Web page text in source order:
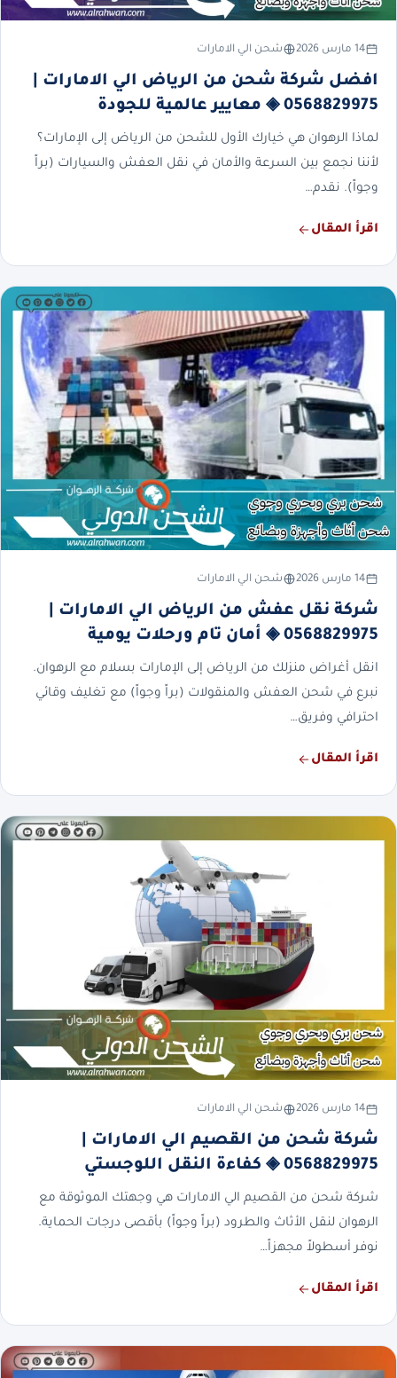
14 مارس 2026 شحن الي الامارات
افضل شركة شحن من الرياض الي الامارات |
0568829975 ◈ معايير عالمية للجودة
لماذا الرهوان هي خيارك الأول للشحن من الرياض إلى الإمارات؟
لأننا نجمع بين السرعة والأمان في نقل العفش والسيارات (براً
وجواً). نقدم…
اقرأ المقال
14 مارس 2026 شحن الي الامارات
شركة نقل عفش من الرياض الي الامارات |
0568829975 ◈ أمان تام ورحلات يومية
انقل أغراض منزلك من الرياض إلى الإمارات بسلام مع الرهوان.
نبرع في شحن العفش والمنقولات (براً وجواً) مع تغليف وقائي
احترافي وفريق…
اقرأ المقال
14 مارس 2026 شحن الي الامارات
شركة شحن من القصيم الي الامارات |
0568829975 ◈ كفاءة النقل اللوجستي
شركة شحن من القصيم الي الامارات هي وجهتك الموثوقة مع
الرهوان لنقل الأثاث والطرود (براً وجواً) بأقصى درجات الحماية.
نوفر أسطولاً مجهزاً…
اقرأ المقال